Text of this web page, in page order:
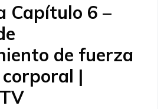
Capítulo 6 –
de fuerza
|